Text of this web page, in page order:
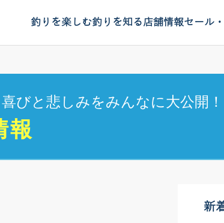
釣りを楽しむ釣りを知る店舗情報セール
びと悲しみをみんなに大公開！
報
新